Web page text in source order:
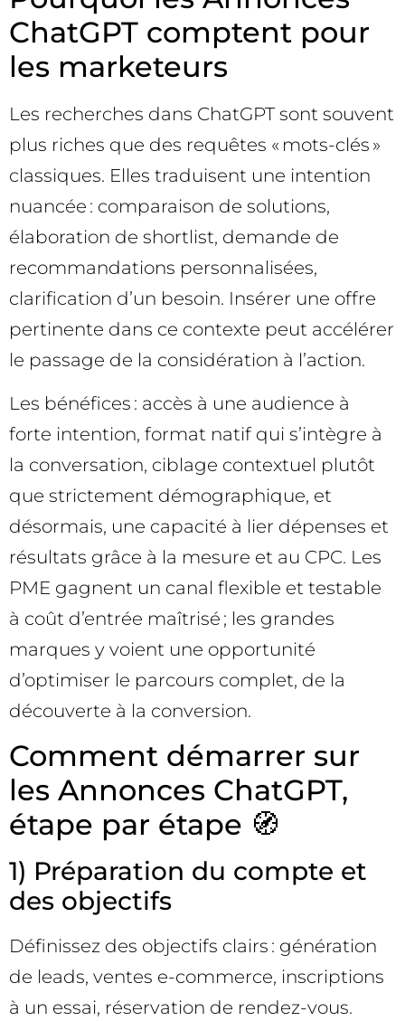
ChatGPT comptent pour
les marketeurs
Les recherches dans ChatGPT sont souvent
plus riches que des requêtes « mots-clés »
classiques. Elles traduisent une intention
nuancée : comparaison de solutions,
élaboration de shortlist, demande de
recommandations personnalisées,
clarification d’un besoin. Insérer une offre
pertinente dans ce contexte peut accélérer
le passage de la considération à l’action.
Les bénéfices : accès à une audience à
forte intention, format natif qui s’intègre à
la conversation, ciblage contextuel plutôt
que strictement démographique, et
désormais, une capacité à lier dépenses et
résultats grâce à la mesure et au CPC. Les
PME gagnent un canal flexible et testable
à coût d’entrée maîtrisé ; les grandes
marques y voient une opportunité
d’optimiser le parcours complet, de la
découverte à la conversion.
Comment démarrer sur
les Annonces ChatGPT,
étape par étape 🧭
1) Préparation du compte et
des objectifs
Définissez des objectifs clairs : génération
de leads, ventes e-commerce, inscriptions
à un essai, réservation de rendez-vous.